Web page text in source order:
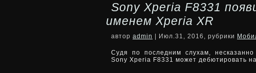
Sony Xperia F8331
именем Xperia XR
автор admin | Июл.31, 2016, рубрики
Судя по последним слухам,
Sony Xperia F8331 может дебютировать